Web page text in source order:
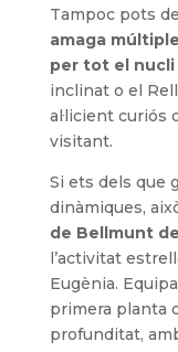
Tampoc pots
amaga
per tot el nucli
inclinat o el
al·licient curiós
visitant.
Si ets dels que
dinàmiques,
de Bellmunt
l’activitat
Eugènia.
primera planta
profunditat,